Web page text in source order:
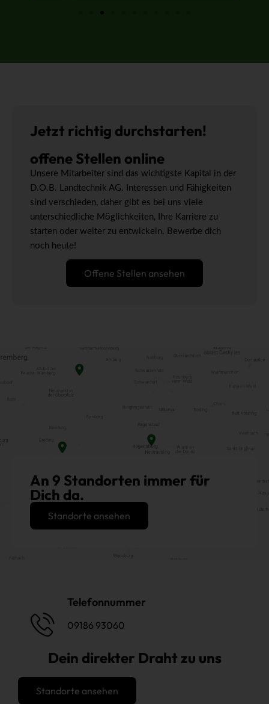
offene Stellen online
Unsere Mitarbeiter sind das wichtigste Kapital in der
D.O.B. Landtechnik AG. Interessen und Fähigkeiten
sind verschieden, daher gibt es bei uns viele
unterschiedliche Möglichkeiten, Ihre Karriere zu
starten oder weiter zu entwickeln. Bewerbe dich
noch heute!
Offene Stellen ansehen
Jetzt richtig durchstarten!
An 9 Standorten immer für
Dich da.
Standorte ansehen
Telefonnummer
09186 93060
Dein direkter Draht zu uns
Standorte ansehen